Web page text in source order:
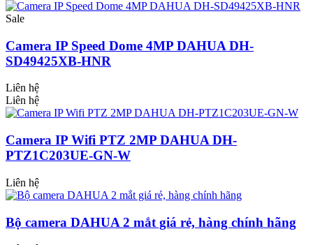
Sale
Camera IP Speed Dome 4MP DAHUA DH-
SD49425XB-HNR
Liên hệ
Liên hệ
Camera IP Wifi PTZ 2MP DAHUA DH-
PTZ1C203UE-GN-W
Liên hệ
Bộ camera DAHUA 2 mắt giá rẻ, hàng chính hãng